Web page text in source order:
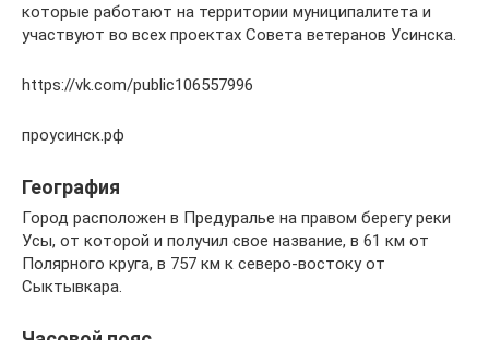
которые работают на территории муниципалитета и
участвуют во всех проектах Совета ветеранов Усинска.
https://vk.com/public106557996
проусинск.рф
География
Город расположен в Предуралье на правом берегу реки
Усы, от которой и получил свое название, в 61 км от
Полярного круга, в 757 км к северо-востоку от
Сыктывкара.